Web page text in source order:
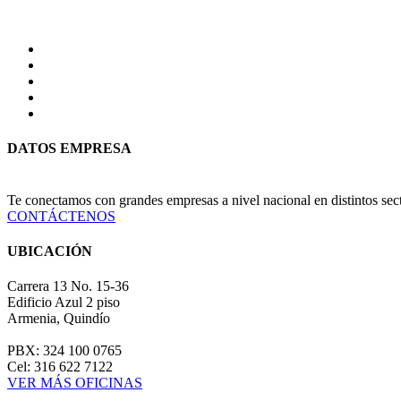
DATOS EMPRESA
Te conectamos con grandes empresas a nivel nacional en distintos
CONTÁCTENOS
UBICACIÓN
Carrera 13 No. 15-36
Edificio Azul 2 piso
Armenia, Quindío
PBX: 324 100 0765
Cel: 316 622 7122
VER MÁS OFICINAS